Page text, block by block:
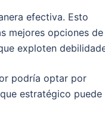
efectiva. Esto
mejores opciones de
exploten
podría optar por
estratégico puede